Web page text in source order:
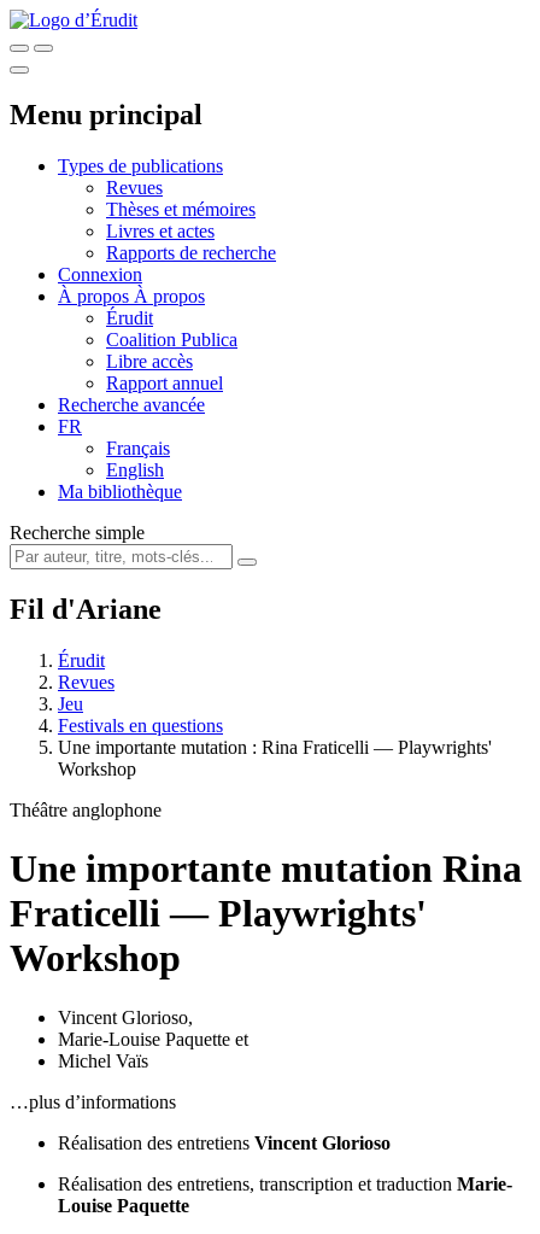
Menu principal
Types de publications
Revues
Thèses et mémoires
Livres et actes
Rapports de recherche
Connexion
À propos À propos
Érudit
Coalition Publica
Libre accès
Rapport annuel
Recherche avancée
FR
Français
English
Ma bibliothèque
Recherche simple
Fil d'Ariane
Érudit
Revues
Jeu
Festivals en questions
Une importante mutation : Rina Fraticelli — Playwrights'
Workshop
Théâtre anglophone
Une importante mutation Rina
Fraticelli — Playwrights'
Workshop
Vincent Glorioso,
Marie-Louise Paquette et
Michel Vaïs
…plus d’informations
Réalisation des entretiens Vincent Glorioso
Réalisation des entretiens, transcription et traduction Marie-
Louise Paquette